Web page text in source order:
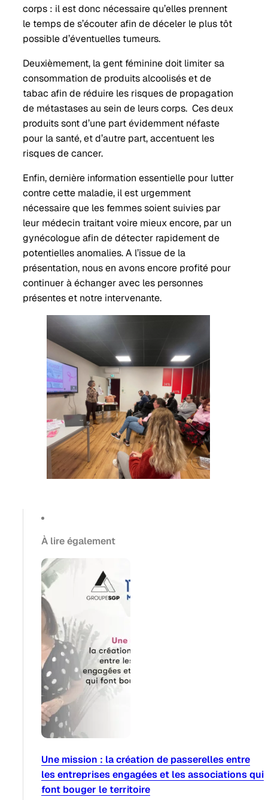
corps : il est donc nécessaire qu’elles prennent
le temps de s’écouter afin de déceler le plus tôt
possible d’éventuelles tumeurs.
Deuxièmement, la gent féminine doit limiter sa
consommation de produits alcoolisés et de
tabac afin de réduire les risques de propagation
de métastases au sein de leurs corps. Ces deux
produits sont d’une part évidemment néfaste
pour la santé, et d’autre part, accentuent les
risques de cancer.
Enfin, dernière information essentielle pour lutter
contre cette maladie, il est urgemment
nécessaire que les femmes soient suivies par
leur médecin traitant voire mieux encore, par un
gynécologue afin de détecter rapidement de
potentielles anomalies. A l’issue de la
présentation, nous en avons encore profité pour
continuer à échanger avec les personnes
présentes et notre intervenante.
À lire également
Une mission : la création de passerelles entre
les entreprises engagées et les associations qui
font bouger le territoire